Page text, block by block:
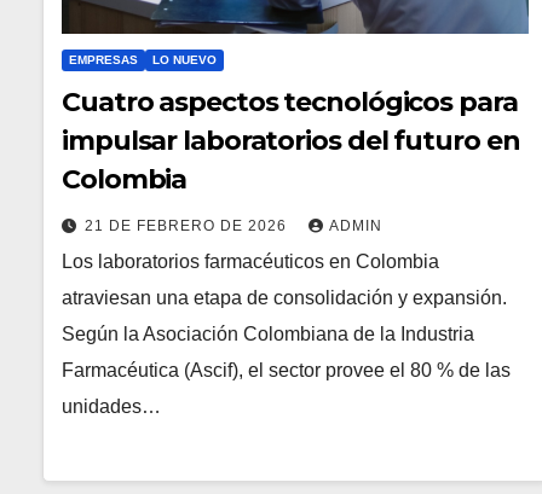
EMPRESAS LO NUEVO
Cuatro aspectos tecnológicos para
impulsar laboratorios del futuro en
Colombia
21 DE FEBRERO DE 2026 ADMIN
Los laboratorios farmacéuticos en Colombia
atraviesan una etapa de consolidación y expansión.
Según la Asociación Colombiana de la Industria
Farmacéutica (Ascif), el sector provee el 80 % de las
unidades…